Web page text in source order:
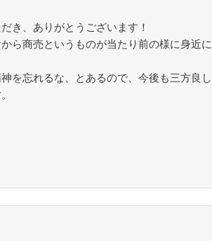
き、ありがとうございます！
ら商売というものが当たり前の様に身近に
を忘れるな、とあるので、今後も三方良し